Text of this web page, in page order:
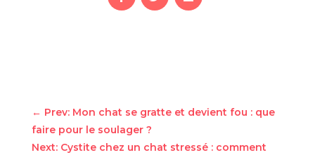
← Prev: Mon chat se gratte et devient fou : que
faire pour le soulager ?
Next: Cystite chez un chat stressé : comment